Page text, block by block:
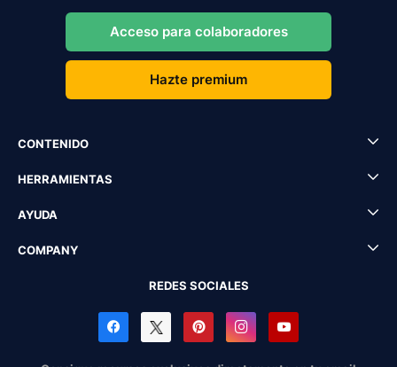
Acceso para colaboradores
Hazte premium
CONTENIDO
HERRAMIENTAS
AYUDA
COMPANY
REDES SOCIALES